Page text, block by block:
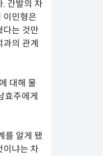
간발의 차
이민형은
다는 것만
의 관계
대해 물
주에게
를 알게 됐
이냐는 차